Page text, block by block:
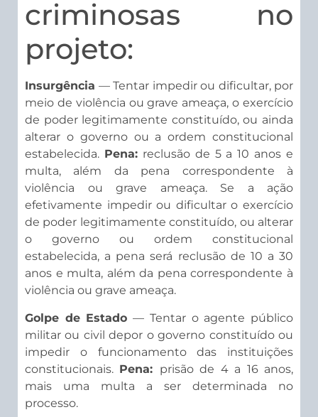
criminosas no
projeto:
Insurgência — Tentar impedir ou dificultar, por
meio de violência ou grave ameaça, o exercício
de poder legitimamente constituído, ou ainda
alterar o governo ou a ordem constitucional
estabelecida. Pena:reclusão de 5 a 10 anos e
multa, além da pena correspondente à
violência ou grave ameaça. Se a ação
efetivamente impedir ou dificultar o exercício
de poder legitimamente constituído, ou alterar
o governo ou ordem constitucional
estabelecida, a pena será reclusão de 10 a 30
anos e multa, além da pena correspondente à
violência ou grave ameaça.
Golpe de Estado — Tentar o agente público
militar ou civil depor o governo constituído ou
impedir o funcionamento das instituições
constitucionais. Pena: prisão de 4 a 16 anos,
mais uma multa a ser determinada no
processo.